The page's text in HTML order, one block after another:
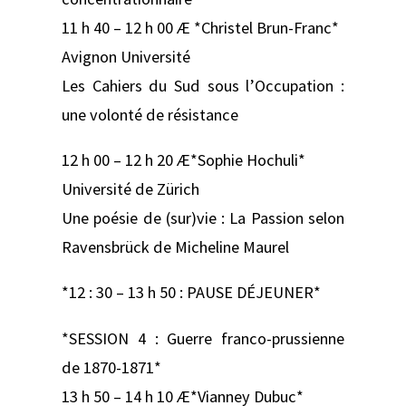
11 h 40 – 12 h 00 Æ *Christel Brun-Franc*
Avignon Université
Les Cahiers du Sud sous l’Occupation :
une volonté de résistance
12 h 00 – 12 h 20 Æ*Sophie Hochuli*
Université de Zürich
Une poésie de (sur)vie : La Passion selon
Ravensbrück de Micheline Maurel
*12 : 30 – 13 h 50 : PAUSE DÉJEUNER*
*SESSION 4 : Guerre franco-prussienne
de 1870-1871*
13 h 50 – 14 h 10 Æ*Vianney Dubuc*